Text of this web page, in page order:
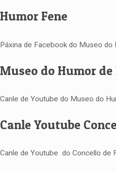
Humor Fene
Páxina de Facebook do Museo do
Museo do Humor de
Canle de Youtube do Museo do
Canle Youtube
Canle de Youtube do Concello de